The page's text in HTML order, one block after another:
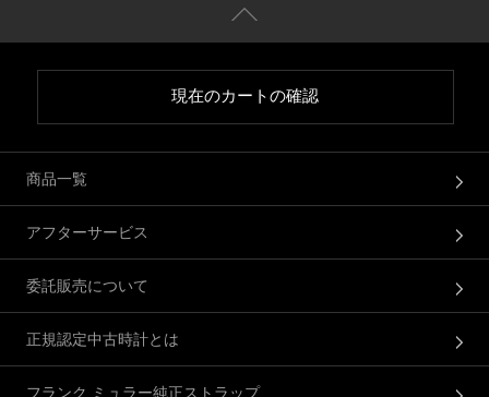
現在のカートの確認
商品一覧
アフターサービス
委託販売について
正規認定中古時計とは
フランク ミュラー純正ストラップ